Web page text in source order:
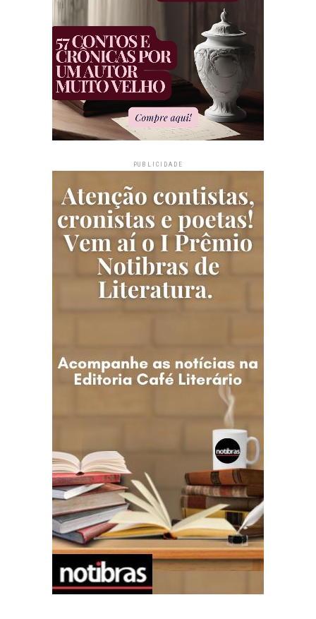
PUBLICIDADE